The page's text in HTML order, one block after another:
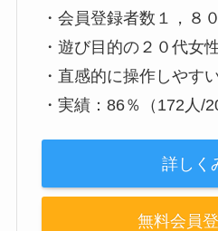
・会員登録者数１，８
・遊び目的の２０代女
・直感的に操作しやす
・実績：86％（172人/
詳しく
無料会員